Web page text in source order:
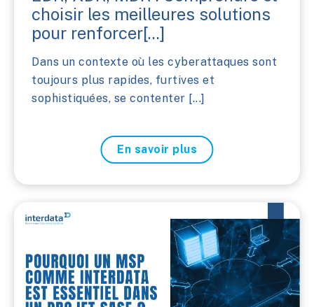
choisir les meilleures solutions
pour renforcer[...]
Dans un contexte où les cyberattaques sont
toujours plus rapides, furtives et
sophistiquées, se contenter [...]
En savoir plus